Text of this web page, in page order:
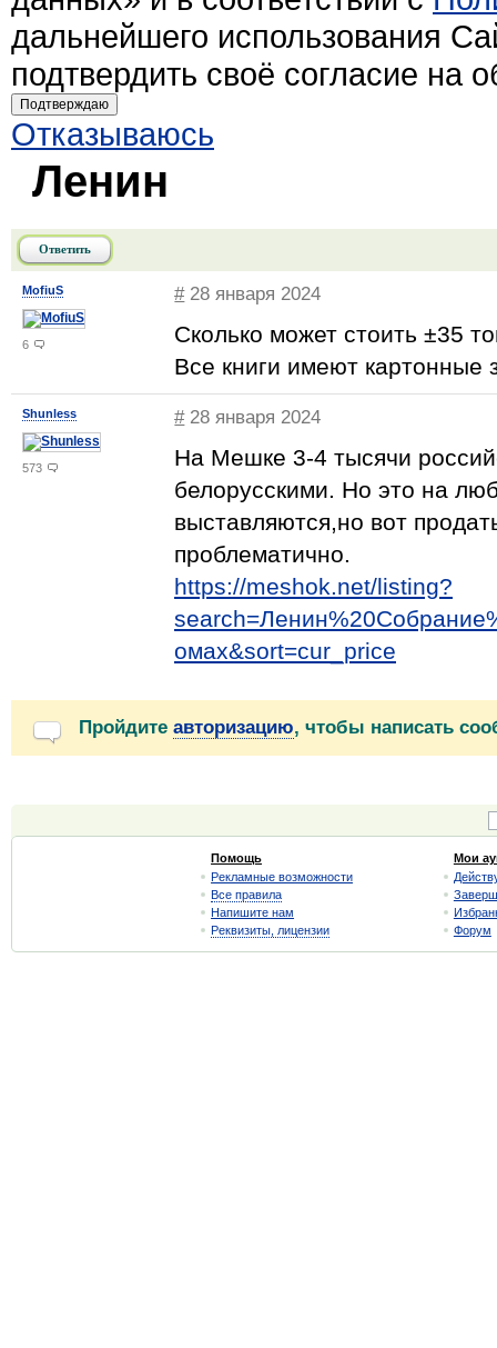
дальнейшего использования
подтвердить своё согласие на
Подтверждаю
Отказываюсь
Ленин
Ответить
MofiuS
6
#28 января 2024
Сколько может стоить ±35
Все книги имеют картонные
Shunless
573
#28 января 2024
На Мешке 3-4 тысячи
белорусскими. Но это на
выставляются,но вот
проблематично.
https://meshok.net/listing?
омах&sort=cur_price
Пройдите авторизацию, чтобы написать
Помощь
Рекламные возможности
Все правила
Напишите нам
Реквизиты, лицензии
Мои
Форум